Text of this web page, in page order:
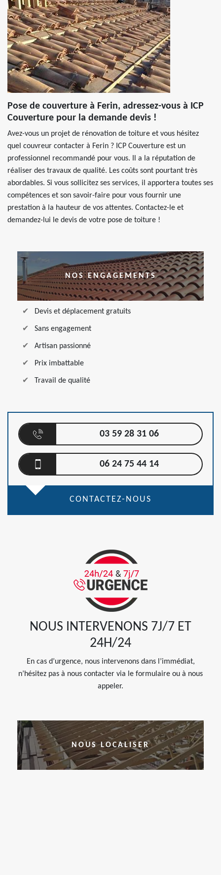
Pose de couverture à Ferin, adressez-vous à ICP
Couverture pour la demande devis !
Avez-vous un projet de rénovation de toiture et vous hésitez
quel couvreur contacter à Ferin ? ICP Couverture est un
professionnel recommandé pour vous. Il a la réputation de
réaliser des travaux de qualité. Les coûts sont pourtant très
abordables. Si vous sollicitez ses services, il apportera toutes ses
compétences et son savoir-faire pour vous fournir une
prestation à la hauteur de vos attentes. Contactez-le et
demandez-lui le devis de votre pose de toiture !
NOS ENGAGEMENTS
Devis et déplacement gratuits
Sans engagement
Artisan passionné
Prix imbattable
Travail de qualité
03 59 28 31 06
06 24 75 44 14
CONTACTEZ-NOUS
NOUS INTERVENONS 7J/7 ET
24H/24
En cas d’urgence, nous intervenons dans l’immédiat,
n’hésitez pas à nous contacter via le formulaire ou à nous
appeler.
NOUS LOCALISER